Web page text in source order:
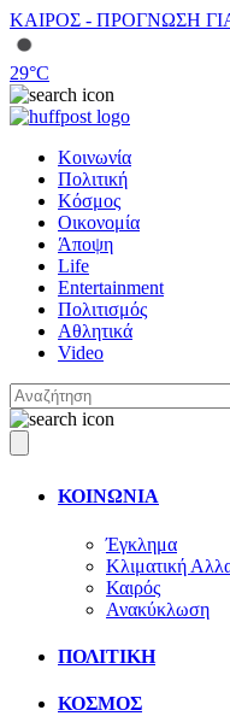
ΚΑΙΡΟΣ - ΠΡΟΓΝΩΣΗ
29°C
Κοινωνία
Πολιτική
Κόσμος
Οικονομία
Άποψη
Life
Entertainment
Πολιτισμός
Αθλητικά
Video
ΚΟΙΝΩΝΙΑ
Έγκλημα
Κλιματική
Καιρός
Ανακύκλωση
ΠΟΛΙΤΙΚΗ
ΚΟΣΜΟΣ